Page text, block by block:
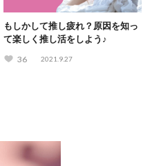
もしかして推し疲れ？原因を知っ
て楽しく推し活をしよう♪
36 2021.9.27